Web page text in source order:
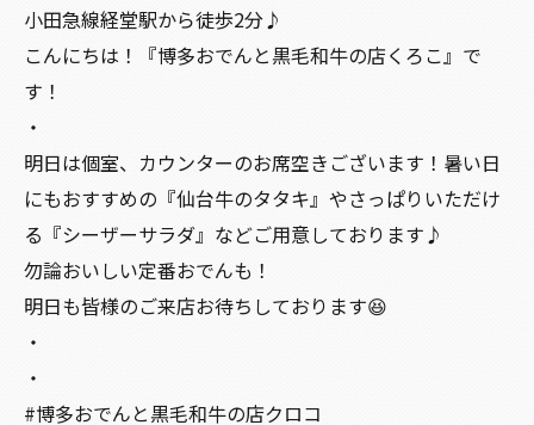
小田急線経堂駅から徒歩2分♪
こんにちは！『博多おでんと黒毛和牛の店くろこ』で
す！
・
明日は個室、カウンターのお席空きございます！暑い日
にもおすすめの『仙台牛のタタキ』やさっぱりいただけ
る『シーザーサラダ』などご用意しております♪
勿論おいしい定番おでんも！
明日も皆様のご来店お待ちしております😆
・
・
#博多おでんと黒毛和牛の店クロコ